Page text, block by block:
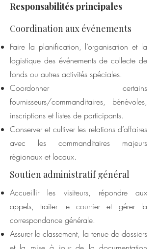
Responsabilités principales
Coordination aux événements
Faire la planification, l’organisation et la
logistique des événements de collecte de
fonds ou autres activités spéciales.
Coordonner certains
fournisseurs/commanditaires, bénévoles,
inscriptions et listes de participants.
Conserver et cultiver les relations d’affaires
avec les commanditaires majeurs
régionaux et locaux.
Soutien administratif général
Accueillir les visiteurs, répondre aux
appels, traiter le courrier et gérer la
correspondance générale.
Assurer le classement, la tenue de dossiers